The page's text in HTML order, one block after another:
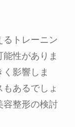
るトレーニン
性がありま
影響しま
あるでしょ
容整形の検討